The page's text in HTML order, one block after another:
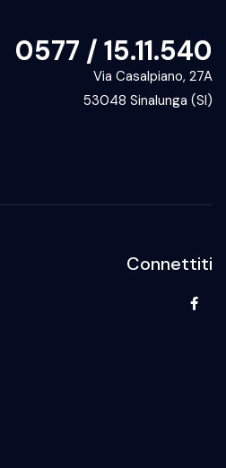
0577 / 15.11.540
Via Casalpiano, 27A
53048 Sinalunga (SI)
Connettiti